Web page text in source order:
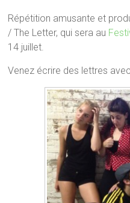
Répétition amusante et
/ The Letter, qui sera au
14 juillet.
Venez écrire des lettres